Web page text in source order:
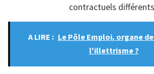
contractuels
A LIRE : Le Pôle Emploi, organe
l'illettrisme ?